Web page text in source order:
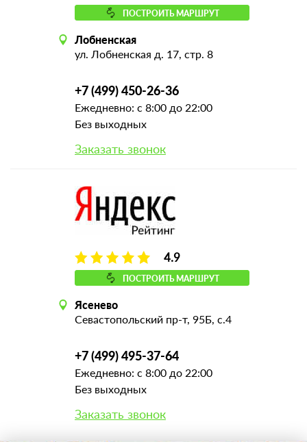
ПОСТРОИТЬ МАРШРУТ
Лобненская
ул. Лобненская д. 17, стр. 8
+7 (499) 450-26-36
Ежедневно: с 8:00 до 22:00
Без выходных
Заказать звонок
4.9
ПОСТРОИТЬ МАРШРУТ
Ясенево
Севастопольский пр-т, 95Б, с.4
+7 (499) 495-37-64
Ежедневно: с 8:00 до 22:00
Без выходных
Заказать звонок